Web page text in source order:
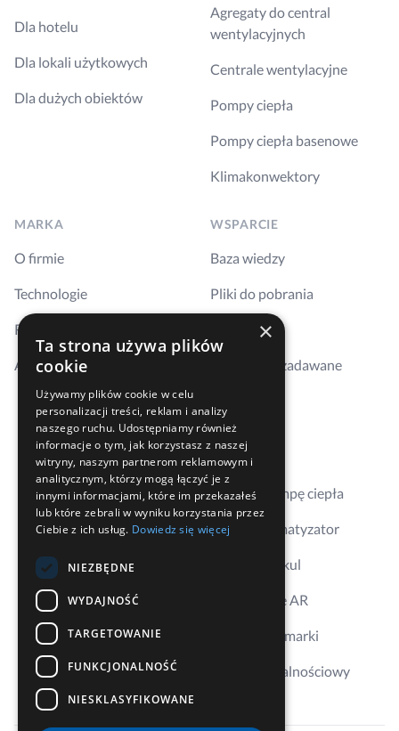
Dla hotelu
Dla lokali użytkowych
Dla dużych obiektów
Agregaty do central
wentylacyjnych
Centrale wentylacyjne
Pompy ciepła
Pompy ciepła basenowe
Klimakonwektory
MARKA
O firmie
Technologie
Realizacje
Aktualności
WSPARCIE
Baza wiedzy
Pliki do pobrania
Szkolenia
Najczęściej zadawane
Kontakt
Gdzie kupić
Dobierz pompę ciepła
Dobierz klimatyzator
Aplikacja Erkul
Wizualizacje AR
Ambasador marki
Program lojalnościowy
×
Ta strona używa plików
cookie
Używamy plików cookie w celu
personalizacji treści, reklam i analizy
naszego ruchu. Udostępniamy również
informacje o tym, jak korzystasz z naszej
witryny, naszym partnerom reklamowym i
analitycznym, którzy mogą łączyć je z
innymi informacjami, które im przekazałeś
lub które zebrali w wyniku korzystania przez
Ciebie z ich usług. Dowiedz się więcej
NIEZBĘDNE
WYDAJNOŚĆ
TARGETOWANIE
FUNKCJONALNOŚĆ
NIESKLASYFIKOWANE